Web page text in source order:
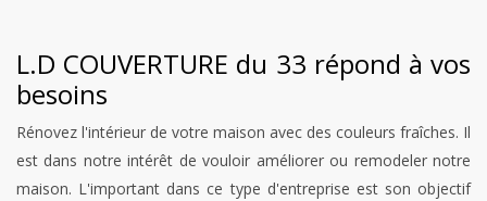
L.D COUVERTURE du 33 répond à vos
besoins
Rénovez l'intérieur de votre maison avec des couleurs fraîches. Il
est dans notre intérêt de vouloir améliorer ou remodeler notre
maison. L'important dans ce type d'entreprise est son objectif